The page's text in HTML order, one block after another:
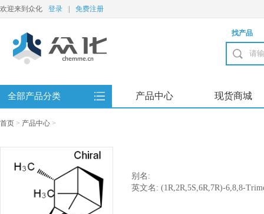
欢迎来到众化 登录 免费注册
找产品
全部产品分类 产品中心 现货商城
首页 > 产品中心 >
别名:
英文名: (1R,2R,5S,6R,7R)-6,8,8-